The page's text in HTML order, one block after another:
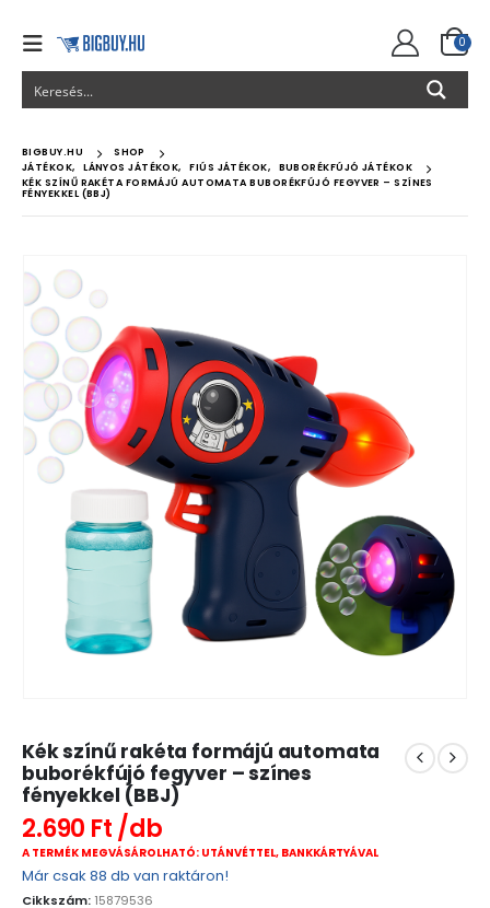
0
BIGBUY.HU
SHOP
JÁTÉKOK, LÁNYOS JÁTÉKOK, FIÚS JÁTÉKOK,
BUBORÉKFÚJÓ JÁTÉKOK
KÉK SZÍNŰ RAKÉTA FORMÁJÚ AUTOMATA BUBORÉKFÚJÓ FEGYVER – SZÍNES
FÉNYEKKEL (BBJ)
Kék színű rakéta formájú automata
buborékfújó fegyver – színes
fényekkel (BBJ)
2.690 Ft
A TERMÉK MEGVÁSÁROLHATÓ: UTÁNVÉTTEL, BANKKÁRTYÁVAL
Már csak 88 db van raktáron!
Cikkszám: 15879536